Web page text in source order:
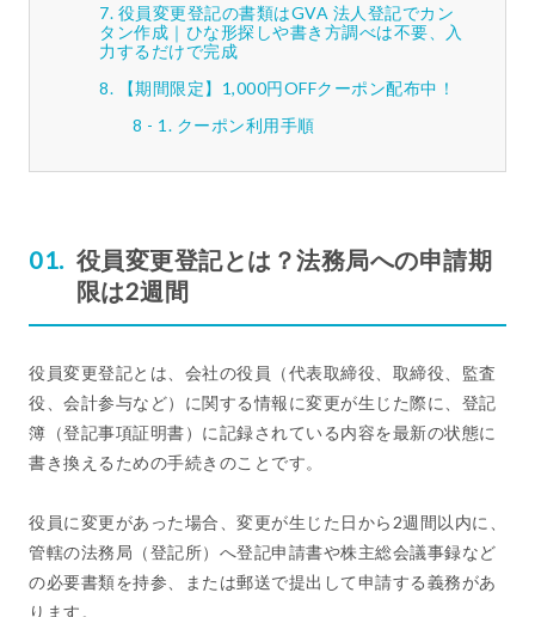
役員変更登記の書類はGVA 法人登記でカン
タン作成｜ひな形探しや書き方調べは不要、入
力するだけで完成
【期間限定】1,000円OFFクーポン配布中！
クーポン利用手順
役員変更登記とは？法務局への申請期
限は2週間
役員変更登記とは、会社の役員（代表取締役、取締役、監査
役、会計参与など）に関する情報に変更が生じた際に、登記
簿（登記事項証明書）に記録されている内容を最新の状態に
書き換えるための手続きのことです。
役員に変更があった場合、変更が生じた日から2週間以内に、
管轄の法務局（登記所）へ登記申請書や株主総会議事録など
の必要書類を持参、または郵送で提出して申請する義務があ
ります。